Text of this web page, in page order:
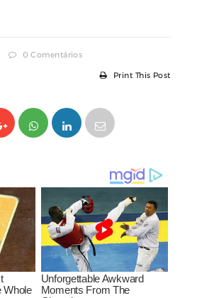
0 Comentários
Print This Post